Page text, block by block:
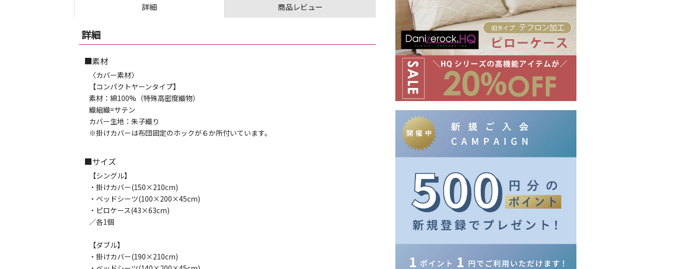
詳細 商品レビュー
詳細
■素材
〈カバー素材〉
【コンパクトヤーンタイプ】
素材：綿100%（特殊高密度織物）
織組織=サテン
カバー生地：朱子織り
※掛けカバーは布団固定のホックが６か所付いています。
■サイズ
【シングル】
・掛けカバー(150×210cm)
・ベッドシーツ(100×200×45cm)
・ピロケース(43×63cm)
／各1個
【ダブル】
・掛けカバー(190×210cm)